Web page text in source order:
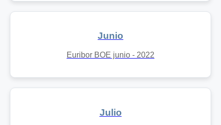
Junio
Euribor BOE junio - 2022
Julio